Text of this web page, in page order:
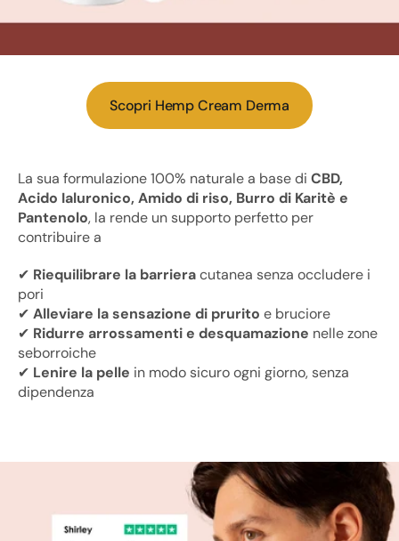
Scopri Hemp Cream Derma
La sua formulazione 100% naturale a base di CBD,
Acido Ialuronico, Amido di riso, Burro di Karitè e
Pantenolo, la rende un supporto perfetto per
contribuire a
✔ Riequilibrare la barrieracutanea senza occludere i
pori
✔ Alleviare la sensazione di prurito e bruciore
✔ Ridurre arrossamenti e desquamazione nelle zone
seborroiche
✔ Lenire la pelle in modo sicuro ogni giorno, senza
dipendenza